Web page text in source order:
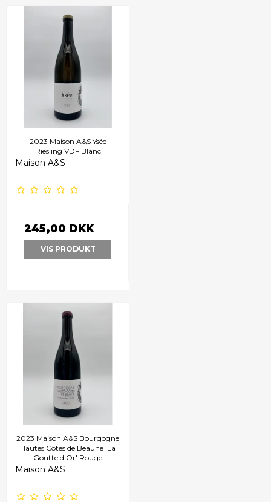
2023 Maison A&S Ysée
Riesling VDF Blanc
Maison A&S
245,00 DKK
VIS PRODUKT
2023 Maison A&S Bourgogne
Hautes Côtes de Beaune 'La
Goutte d'Or' Rouge
Maison A&S